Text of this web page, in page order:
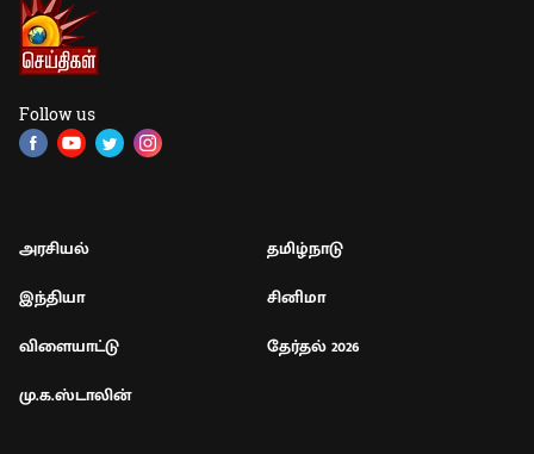
Follow us
அரசியல்
தமிழ்நாடு
இந்தியா
சினிமா
விளையாட்டு
தேர்தல் 2026
மு.க.ஸ்டாலின்